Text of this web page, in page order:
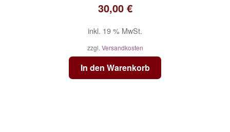
30,00 €
inkl. 19 % MwSt.
zzgl. Versandkosten
In den Warenkorb